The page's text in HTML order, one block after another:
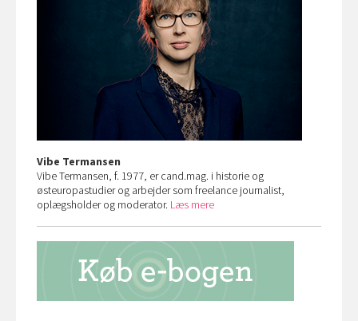
Vibe Termansen
Vibe Termansen, f. 1977, er cand.mag. i historie og
østeuropastudier og arbejder som freelance journalist,
oplægsholder og moderator. Læs mere